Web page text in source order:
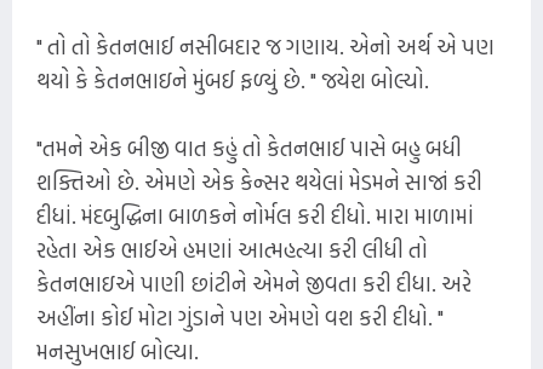
" તો તો કેતનભાઈ નસીબદાર જ ગણાય. એનો અર્થ એ પણ
થયો કે કેતનભાઇને મુંબઈ ફળ્યું છે. " જયેશ બોલ્યો.
"તમને એક બીજી વાત કહું તો કેતનભાઈ પાસે બહુ બધી
શક્તિઓ છે. એમણે એક કેન્સર થયેલાં મેડમને સાજાં કરી
દીધાં. મંદબુદ્ધિના બાળકને નોર્મલ કરી દીધો. મારા માળામાં
રહેતા એક ભાઈએ હમણાં આત્મહત્યા કરી લીધી તો
કેતનભાઇએ પાણી છાંટીને એમને જીવતા કરી દીધા. અરે
અહીંના કોઈ મોટા ગુંડાને પણ એમણે વશ કરી દીધો. "
મનસુખભાઈ બોલ્યા.